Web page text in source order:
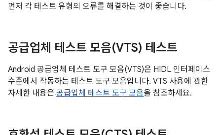
먼저 각 테스트 유형의 오류를 해결하는 것이 좋습니다.
공급업체 테스트 모음(VTS) 테스트
Android 공급업체 테스트 도구 모음(VTS)은 HIDL 인터페이스
수준에서 작동하는 테스트 도구 모음입니다. VTS 사용에 관한
자세한 내용은 공급업체 테스트 도구 모음을 참조하세요.